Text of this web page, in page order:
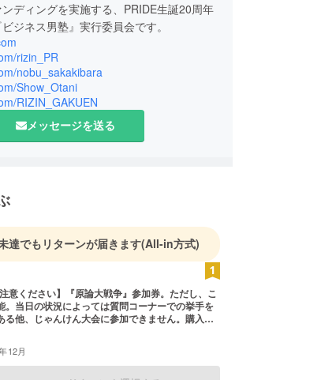
ディングを実施する、PRIDE生誕20周年
rizin_PR
nobu_sakakibara
Show_Otani
RIZIN_GAKUEN
メッセージを送る
達でもリターンが届きます(All-in方式)
意ください】『原論大戦争』参加券。ただし、こ
。当日の状況によっては質問コーナーでの挙手を
る他、じゃんけん大会に参加できません。購入し
場所をお伝えいたします。参加者多数の場合、立
12月